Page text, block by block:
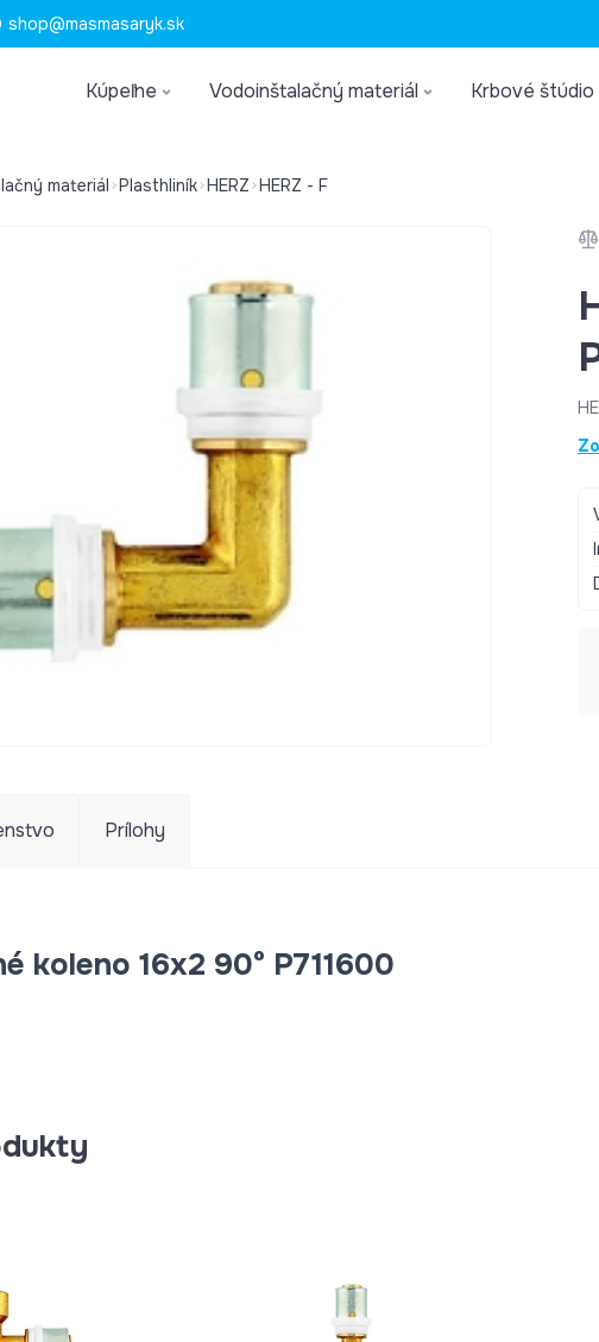
shop@masmasaryk.sk
Kúpeľne Vodoinštalačný materiál Krbové štúdio
materiál Plasthliník HERZ HERZ - F
Prílohy
koleno 16x2 90° P711600